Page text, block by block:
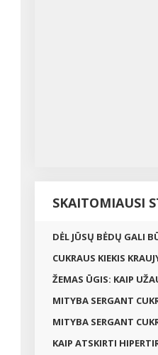
SKAITOMIAUSI
DĖL JŪSŲ BĖDŲ GALI
CUKRAUS KIEKIS
ŽEMAS ŪGIS: KAIP
MITYBA SERGANT
MITYBA SERGANT
KAIP ATSKIRTI